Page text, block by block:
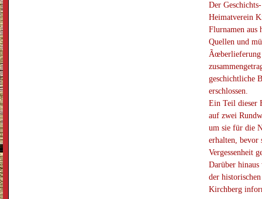
Der
Heimatverein
Flurnamen aus
Quellen und
Ãœberlieferung
geschichtliche
erschlossen.
Ein Teil dieser
auf zwei
um sie für die
erhalten, bevor
Vergessenheit
Darüber
der
Kirchberg